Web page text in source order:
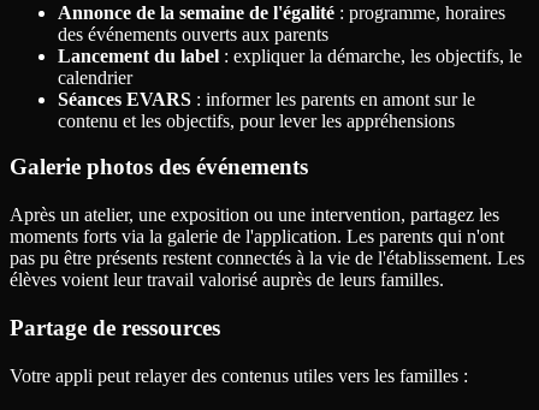
Annonce de la semaine de l'égalité : programme, horaires
des événements ouverts aux parents
Lancement du label : expliquer la démarche, les objectifs, le
calendrier
Séances EVARS : informer les parents en amont sur le
contenu et les objectifs, pour lever les appréhensions
Galerie photos des événements
Après un atelier, une exposition ou une intervention, partagez les
moments forts via la galerie de l'application. Les parents qui n'ont
pas pu être présents restent connectés à la vie de l'établissement. Les
élèves voient leur travail valorisé auprès de leurs familles.
Partage de ressources
Votre appli peut relayer des contenus utiles vers les familles :